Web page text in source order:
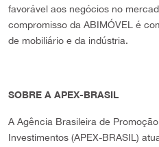
favorável aos negócios no
compromisso da ABIMÓVEL é
de mobiliário e da indústria.
SOBRE A APEX-BRASIL
A Agência Brasileira de
Investimentos (APEX-BRASIL)